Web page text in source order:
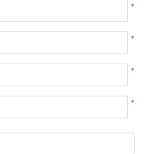
*
*
*
*